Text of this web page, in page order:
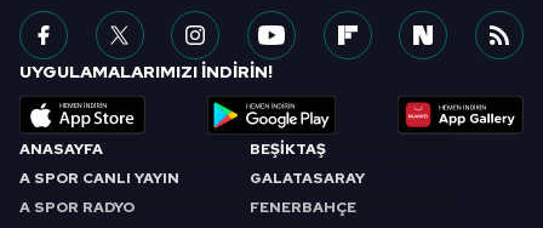
ANASAYFA
A SPOR CANLI YAYIN
A SPOR RADYO
BEŞİKTAŞ
GALATASARAY
FENERBAHÇE
UYGULAMALARIMIZI İNDİRİN!